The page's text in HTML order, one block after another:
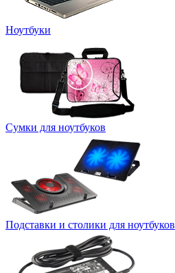
Ноутбуки
Сумки для ноутбуков
Подставки и столики для ноутбуков